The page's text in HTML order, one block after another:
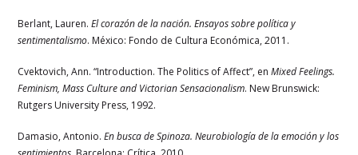
Berlant, Lauren.El corazón de la nación. Ensayos sobre política y
sentimentalismo. México: Fondo de Cultura Económica, 2011.
Cvektovich, Ann. “Introduction. The Politics of Affect”, enMixed Feelings.
Feminism, Mass Culture and Victorian Sensacionalism. New Brunswick:
Rutgers University Press, 1992.
Damasio, Antonio.En busca de Spinoza. Neurobiología de la emoción y los